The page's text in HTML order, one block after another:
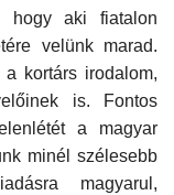
hogy aki fiatalon
velünk marad.
kortárs irodalom,
is. Fontos
a magyar
minél szélesebb
magyarul,